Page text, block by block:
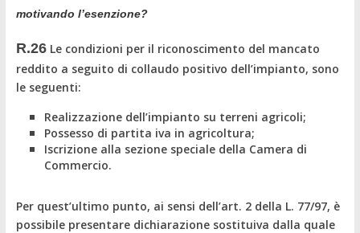
motivando l’esenzione?
R.26 Le condizioni per il riconoscimento del mancato
reddito a seguito di collaudo positivo dell’impianto, sono
le seguenti:
Realizzazione dell’impianto su terreni agricoli;
Possesso di partita iva in agricoltura;
Iscrizione alla sezione speciale della Camera di
Commercio.
Per quest’ultimo punto, ai sensi dell’art. 2 della L. 77/97, è
possibile presentare dichiarazione sostituiva dalla quale